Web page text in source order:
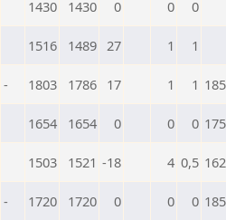
1430 1430 0 0 0
1516 1489 27 1 1
- 1803 1786 17 1 1
1654 1654 0 0 0
1503 1521 -18 4 0,5
- 1720 1720 0 0 0